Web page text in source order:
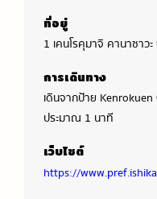
ที่อยู่
1 เคนโรคุมาจิ คานาซาว
การเดินทาง
เดินจากป้าย Kenrokuen
ประมาณ 1 นาที
เว็บไซต์
https://